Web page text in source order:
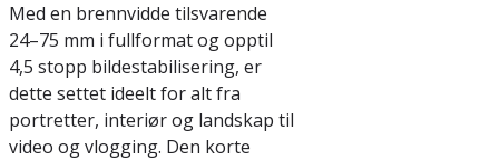
Med en brennvidde tilsvarende
24–75 mm i fullformat og opptil
4,5 stopp bildestabilisering, er
dette settet ideelt for alt fra
portretter, interiør og landskap til
video og vlogging. Den korte